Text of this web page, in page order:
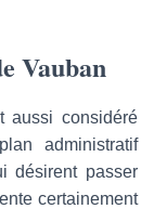
Vauban
aussi considéré
administratif
désirent passer
certainement